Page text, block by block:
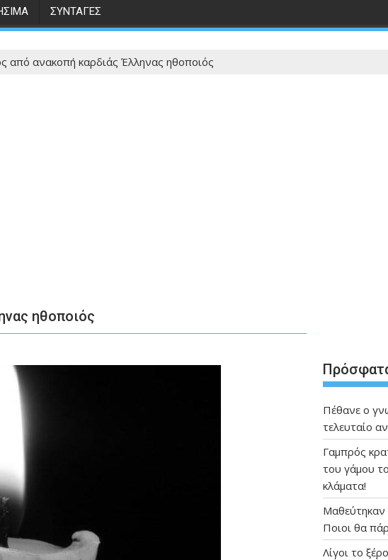
ΣΥΝΤΑΓΕΣ
από ανακοπή καρδιάς Έλληνας ηθοποιός
ηθοποιός
Πέθανε ο
τελευταίο
Γαμπρός
του γάμου
κλάματα!
Μαθεύτηκαν
Ποιοι θα
Λίγοι το